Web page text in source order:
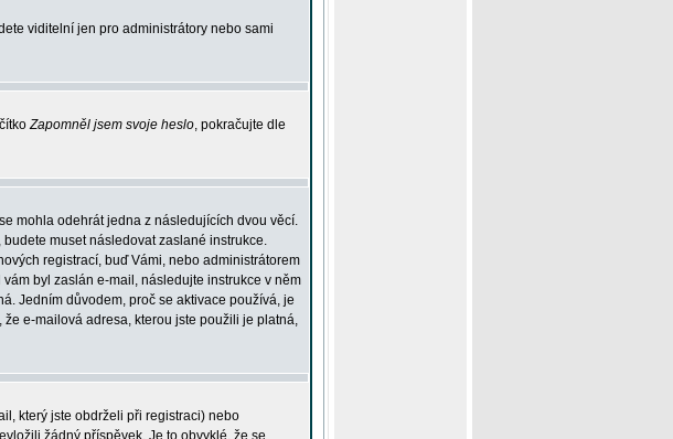
viditelní jen pro administrátory nebo sami
Zapomněl jsem svoje heslo, pokračujte dle
mohla odehrát jedna z následujících dvou věcí.
budete muset následovat zaslané instrukce.
registrací, buď Vámi, nebo administrátorem
byl zaslán e-mail, následujte instrukce v něm
Jedním důvodem, proč se aktivace používá, je
e-mailová adresa, kterou jste použili je platná,
který jste obdrželi při registraci) nebo
žádný příspěvek. Je to obvyklé, že se